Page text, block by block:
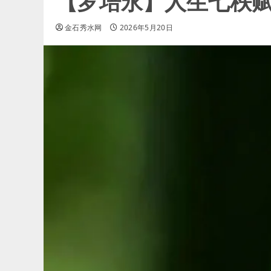
金石秀水网 2026年5月20日